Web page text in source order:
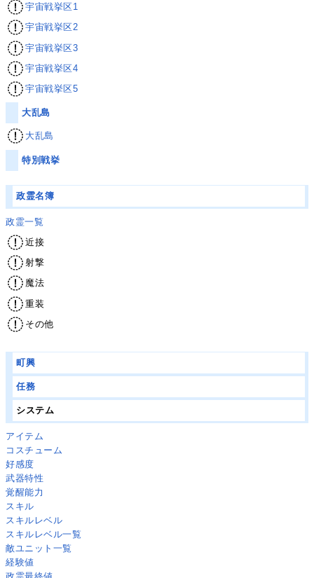
宇宙戦挙区1
宇宙戦挙区2
宇宙戦挙区3
宇宙戦挙区4
宇宙戦挙区5
大乱島
大乱島
特別戦挙
政霊名簿
政霊一覧
近接
射撃
魔法
重装
その他
町興
任務
システム
アイテム
コスチューム
好感度
武器特性
覚醒能力
スキル
スキルレベル
スキルレベル一覧
敵ユニット一覧
経験値